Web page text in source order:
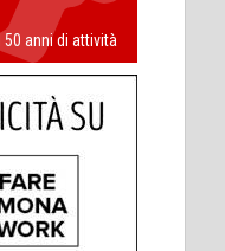
50 anni di attività